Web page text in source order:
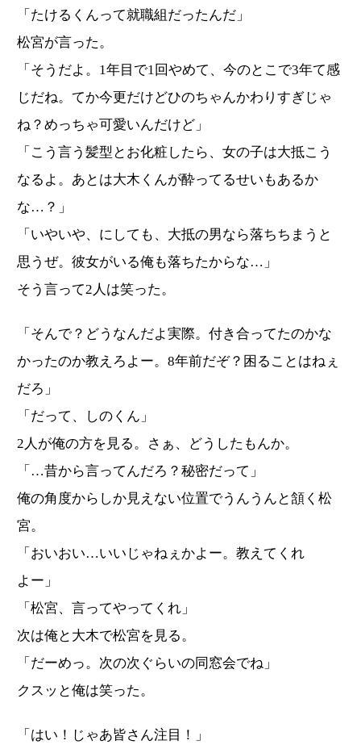
「たけるくんって就職組だったんだ」
松宮が言った。
「そうだよ。1年目で1回やめて、今のとこで3年て感
じだね。てか今更だけどひのちゃんかわりすぎじゃ
ね？めっちゃ可愛いんだけど」
「こう言う髪型とお化粧したら、女の子は大抵こう
なるよ。あとは大木くんが酔ってるせいもあるか
な…？」
「いやいや、にしても、大抵の男なら落ちちまうと
思うぜ。彼女がいる俺も落ちたからな…」
そう言って2人は笑った。
「そんで？どうなんだよ実際。付き合ってたのかな
かったのか教えろよー。8年前だぞ？困ることはねぇ
だろ」
「だって、しのくん」
2人が俺の方を見る。さぁ、どうしたもんか。
「…昔から言ってんだろ？秘密だって」
俺の角度からしか見えない位置でうんうんと頷く松
宮。
「おいおい…いいじゃねぇかよー。教えてくれ
よー」
「松宮、言ってやってくれ」
次は俺と大木で松宮を見る。
「だーめっ。次の次ぐらいの同窓会でね」
クスッと俺は笑った。
「はい！じゃあ皆さん注目！」